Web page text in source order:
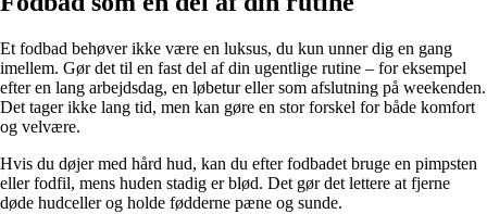
Et fodbad behøver ikke være en luksus, du kun unner dig en gang
imellem. Gør det til en fast del af din ugentlige rutine – for eksempel
efter en lang arbejdsdag, en løbetur eller som afslutning på weekenden.
Det tager ikke lang tid, men kan gøre en stor forskel for både komfort
og velvære.
Hvis du døjer med hård hud, kan du efter fodbadet bruge en pimpsten
eller fodfil, mens huden stadig er blød. Det gør det lettere at fjerne
døde hudceller og holde fødderne pæne og sunde.